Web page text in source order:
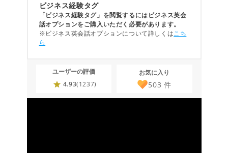
ビジネス経験タグ
「ビジネス経験タグ」を閲覧するにはビジネス英会
話オプションをご購入いただく必要があります。
※ビジネス英会話オプションについて詳しくはこち
ら
ユーザーの評価
4.93(1237)
お気に入り
503 件